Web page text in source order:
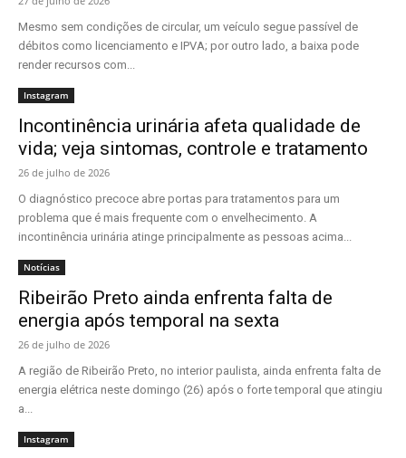
Mesmo sem condições de circular, um veículo segue passível de
débitos como licenciamento e IPVA; por outro lado, a baixa pode
render recursos com...
Instagram
Incontinência urinária afeta qualidade de
vida; veja sintomas, controle e tratamento
26 de julho de 2026
O diagnóstico precoce abre portas para tratamentos para um
problema que é mais frequente com o envelhecimento. A
incontinência urinária atinge principalmente as pessoas acima...
Notícias
Ribeirão Preto ainda enfrenta falta de
energia após temporal na sexta
26 de julho de 2026
A região de Ribeirão Preto, no interior paulista, ainda enfrenta falta de
energia elétrica neste domingo (26) após o forte temporal que atingiu
a...
Instagram